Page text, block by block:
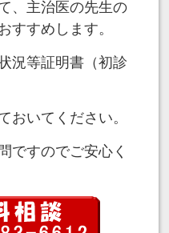
、主治医の先生の
すすめします。
況等証明書（初診
おいてください。
ですのでご安心く